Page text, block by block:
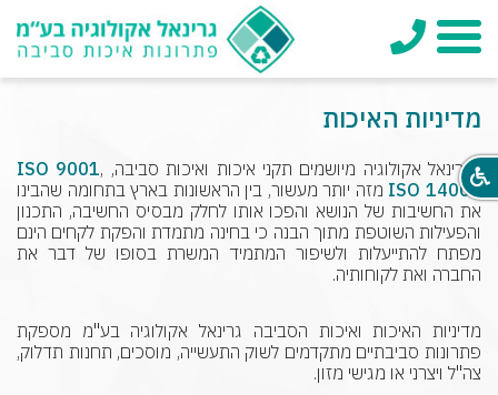
תפריט
מדיניות האיכות
בגרינאל אקולוגיה מיושמים תקני איכות ואיכות סביבה, ISO 9001,
ISO 14001 מזה יותר מעשור, בין הראשונות בארץ בתחומה שהבינו
את החשיבות של הנושא והפכו אותו לחלק מבסיס החשיבה, התכנון
והפעילות השוטפת מתוך הבנה כי בחינה מתמדת והפקת לקחים הינם
מפתח להתייעלות ולשיפור המתמיד המשרת בסופו של דבר את
החברה ואת לקוחותיה.
מדיניות האיכות ואיכות הסביבה גרינאל אקולוגיה בע"מ מספקת
פתרונות סביבתיים מתקדמים לשוק התעשייה, מוסכים, תחנות תדלוק,
צה"ל ויצרני או מגישי מזון.